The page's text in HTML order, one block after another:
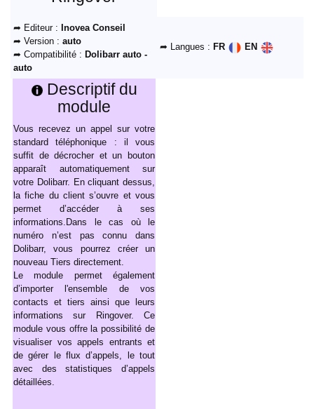
➦ Editeur : Inovea Conseil
➦ Version : auto
➦ Compatibilité : Dolibarr auto -
auto
➦ Langues : FR EN
Descriptif du
module
Vous recevez un appel sur votre
standard téléphonique : il vous
suffit de décrocher et un bouton
apparaît automatiquement sur
votre Dolibarr. En cliquant dessus,
la fiche du client s’ouvre et vous
permet d’accéder à ses
informations.Dans le cas où le
numéro n’est pas connu dans
Dolibarr, vous pourrez créer un
nouveau Tiers directement.
Le module permet également
d’importer l'ensemble de vos
contacts et tiers ainsi que leurs
informations sur Ringover. Ce
module vous offre la possibilité de
visualiser vos appels entrants et
de gérer le flux d’appels, le tout
avec des statistiques d’appels
détaillées.